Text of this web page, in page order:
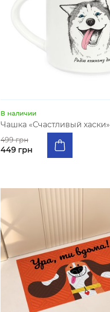
В наличии
Чашка «Счастливый хаски»
499 грн
449 грн